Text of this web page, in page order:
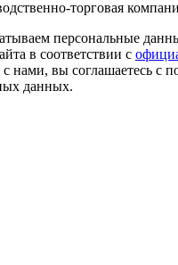
торговая
персональные
в соответствии с
с нами, вы соглашаетесь с
данных.